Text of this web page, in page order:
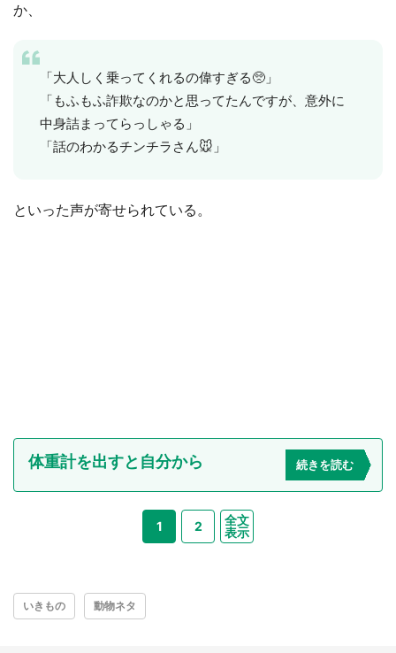
か、
「大人しく乗ってくれるの偉すぎる🥺」
「もふもふ詐欺なのかと思ってたんですが、意外に
中身詰まってらっしゃる」
「話のわかるチンチラさん🐭」
といった声が寄せられている。
体重計を出すと自分から 続きを読む
1 2
全文
表示
いきもの 動物ネタ